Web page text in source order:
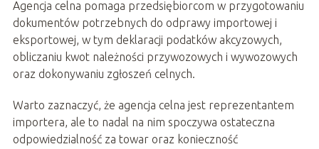
Agencja celna pomaga przedsiębiorcom w przygotowaniu
dokumentów potrzebnych do odprawy importowej i
eksportowej, w tym deklaracji podatków akcyzowych,
obliczaniu kwot należności przywozowych i wywozowych
oraz dokonywaniu zgłoszeń celnych.
Warto zaznaczyć, że agencja celna jest reprezentantem
importera, ale to nadal na nim spoczywa ostateczna
odpowiedzialność za towar oraz konieczność